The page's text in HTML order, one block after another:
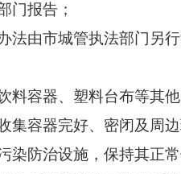
门报告；
由市城管执法部门另行
容器、塑料台布等其他
容器完好、密闭及周边
防治设施，保持其正常